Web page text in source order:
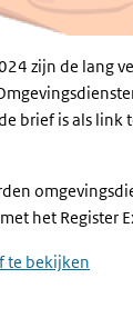
zijn de lang
brief is als link
het Register
te bekijken